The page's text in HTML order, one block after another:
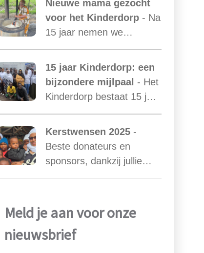
terwijl de vraag blijft
toenemen.
Nieuwe mama gezocht
voor het Kinderdorp - Na
15 jaar nemen we
afscheid van Mama Ester.
We starten de zoektocht
naar een nieuwe mama
met een warm hart voor
onze kinderen.
15 jaar Kinderdorp: een
bijzondere mijlpaal - Het
Kinderdorp bestaat 15 jaar
en groeide uit tot een plek
waar honderden kinderen
een stabiele toekomst
Kerstwensen 2025 -
Beste donateurs en
sponsors, dankzij jullie
steun zijn we ook in het
van Najma Manji
succsevol te kunnen
Meld je aan voor onze
nieuwsbrief